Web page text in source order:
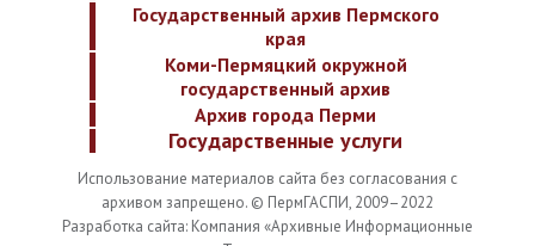
Государственный архив Пермского
края
Коми-Пермяцкий окружной
государственный архив
Архив города Перми
Государственные услуги
Использование материалов сайта без согласования с
архивом запрещено. © ПермГАСПИ, 2009–2022
Разработка сайта: Компания «Архивные Информационные